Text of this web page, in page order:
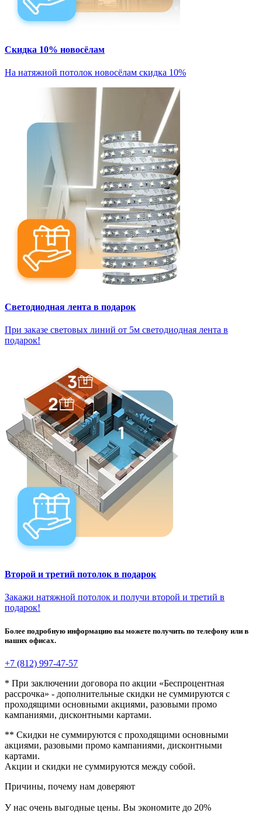
Скидка 10% новосёлам
На натяжной потолок новосёлам скидка 10%
Светодиодная лента в подарок
При заказе световых линий от 5м светодиодная лента в
подарок!
Второй и третий потолок в подарок
Закажи натяжной потолок и получи второй и третий в
подарок!
Более подробную информацию вы можете получить по телефону или в
наших офисах.
+7 (812) 997-47-57
* При заключении договора по акции «Беспроцентная
рассрочка» - дополнительные скидки не суммируются с
проходящими основными акциями, разовыми промо
кампаниями, дисконтными картами.
** Скидки не суммируются с проходящими основными
акциями, разовыми промо кампаниями, дисконтными
картами.
Акции и скидки не суммируются между собой.
Причины, почему нам доверяют
У нас очень выгодные цены. Вы экономите до 20%